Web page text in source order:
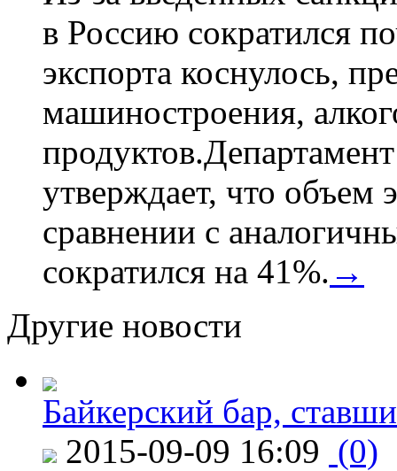
в Россию сократился
экспорта коснулось,
машиностроения,
утверждает, что объем
сравнении с
сократился на 41%. →
Другие новости
Байкерский бар,
2015-09-09 16:09 (0)